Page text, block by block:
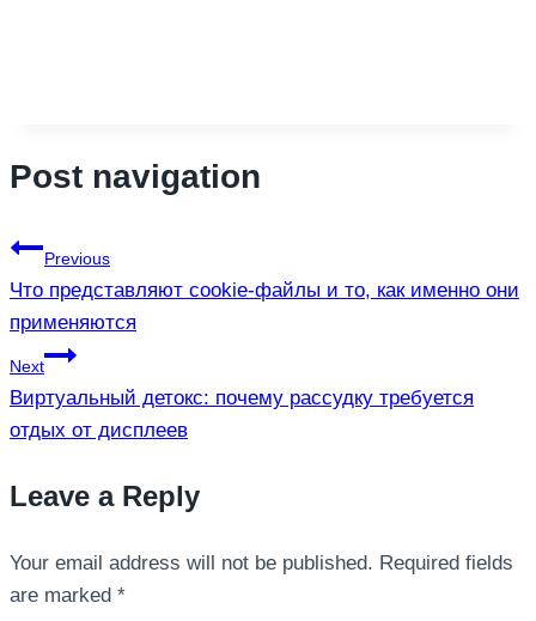
Post navigation
Previous
Что представляют cookie-файлы и то, как именно они
применяются
Next
Виртуальный детокс: почему рассудку требуется
отдых от дисплеев
Leave a Reply
Your email address will not be published. Required fields
are marked *